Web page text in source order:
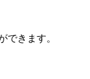
できます。